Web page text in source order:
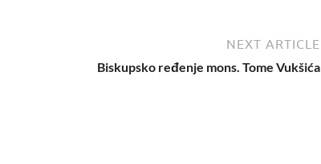
NEXT ARTICLE
Biskupsko ređenje mons. Tome Vukšića